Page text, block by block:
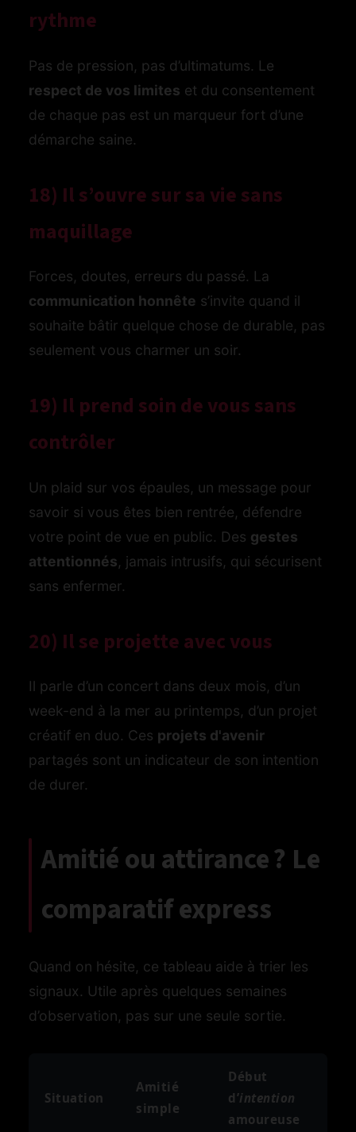
rythme
Pas de pression, pas d’ultimatums. Le
respect de vos limites et du consentement
de chaque pas est un marqueur fort d’une
démarche saine.
18) Il s’ouvre sur sa vie sans
maquillage
Forces, doutes, erreurs du passé. La
communication honnête s’invite quand il
souhaite bâtir quelque chose de durable, pas
seulement vous charmer un soir.
19) Il prend soin de vous sans
contrôler
Un plaid sur vos épaules, un message pour
savoir si vous êtes bien rentrée, défendre
votre point de vue en public. Des gestes
attentionnés, jamais intrusifs, qui sécurisent
sans enfermer.
20) Il se projette avec vous
Il parle d’un concert dans deux mois, d’un
week-end à la mer au printemps, d’un projet
créatif en duo. Ces projets d'avenir
partagés sont un indicateur de son intention
de durer.
Amitié ou attirance ? Le
comparatif express
Quand on hésite, ce tableau aide à trier les
signaux. Utile après quelques semaines
d’observation, pas sur une seule sortie.
Situation
Amitié
simple
Début
d’intention
amoureuse